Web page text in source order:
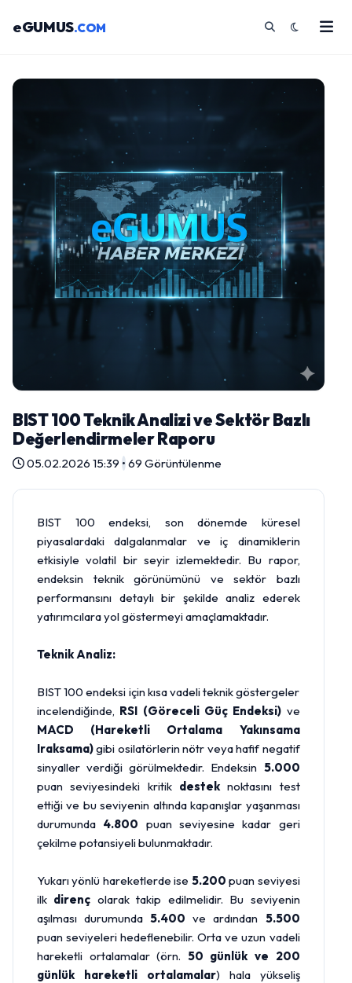
eGUMUS.COM
BIST 100 Teknik Analizi ve Sektör Bazlı
Değerlendirmeler Raporu
05.02.2026 15:39 •69 Görüntülenme
BIST 100 endeksi, son dönemde küresel
piyasalardaki dalgalanmalar ve iç dinamiklerin
etkisiyle volatil bir seyir izlemektedir. Bu rapor,
endeksin teknik görünümünü ve sektör bazlı
performansını detaylı bir şekilde analiz ederek
yatırımcılara yol göstermeyi amaçlamaktadır.
Teknik Analiz:
BIST 100 endeksi için kısa vadeli teknik göstergeler
incelendiğinde, RSI (Göreceli Güç Endeksi) ve
MACD (Hareketli Ortalama Yakınsama
Iraksama)gibi osilatörlerin nötr veya hafif negatif
sinyaller verdiği görülmektedir. Endeksin 5.000
puan seviyesindeki kritik desteknoktasını test
ettiği ve bu seviyenin altında kapanışlar yaşanması
durumunda 4.800 puan seviyesine kadar geri
çekilme potansiyeli bulunmaktadır.
Yukarı yönlü hareketlerde ise 5.200 puan seviyesi
ilk direnç olarak takip edilmelidir. Bu seviyenin
aşılması durumunda5.400 ve ardından 5.500
puan seviyeleri hedeflenebilir. Orta ve uzun vadeli
hareketli ortalamalar (örn. 50 günlük ve 200
günlük hareketli ortalamalar) hala yükseliş